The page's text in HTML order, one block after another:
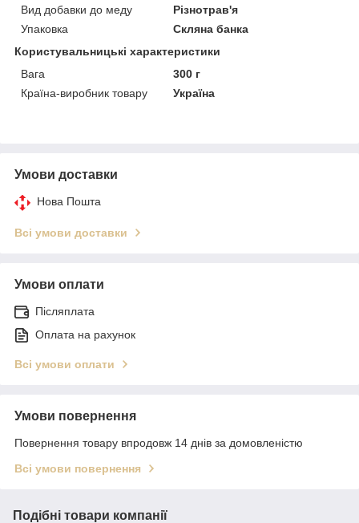
Вид добавки до меду
Різнотрав'я
Упаковка
Скляна банка
Користувальницькі характеристики
Вага
300 г
Країна-виробник товару
Україна
Умови доставки
Нова Пошта
Всі умови доставки
Умови оплати
Післяплата
Оплата на рахунок
Всі умови оплати
Умови повернення
Повернення товару впродовж 14 днів за домовленістю
Всі умови повернення
Подібні товари компанії